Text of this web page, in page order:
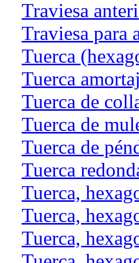
Traviesa
Traviesa para
Tuerca
Tuerca
Tuerca de
Tuerca de
Tuerca de
Tuerca
Tuerca,
Tuerca,
Tuerca,